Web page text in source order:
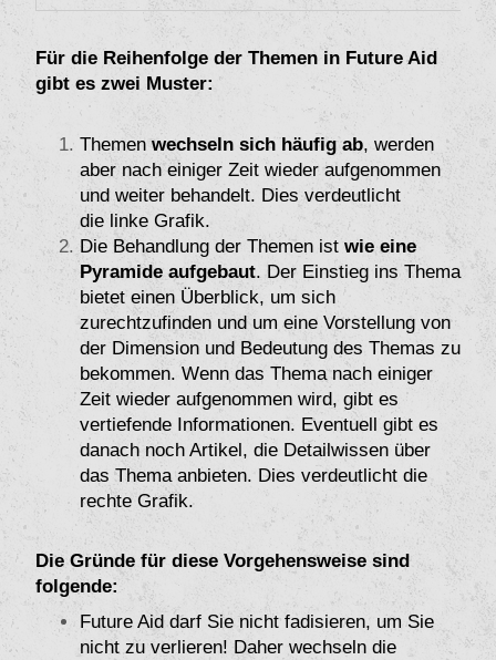
Für die Reihenfolge der Themen in Future Aid
gibt es zwei Muster:
Themen wechseln sich häufig ab, werden
aber nach einiger Zeit wieder aufgenommen
und weiter behandelt. Dies verdeutlicht
die linke Grafik.
Die Behandlung der Themen ist wie eine
Pyramide aufgebaut. Der Einstieg ins Thema
bietet einen Überblick, um sich
zurechtzufinden und um eine Vorstellung von
der Dimension und Bedeutung des Themas zu
bekommen. Wenn das Thema nach einiger
Zeit wieder aufgenommen wird, gibt es
vertiefende Informationen. Eventuell gibt es
danach noch Artikel, die Detailwissen über
das Thema anbieten. Dies verdeutlicht die
rechte Grafik.
Die Gründe für diese Vorgehensweise sind
folgende:
Future Aid darf Sie nicht fadisieren, um Sie
nicht zu verlieren! Daher wechseln die